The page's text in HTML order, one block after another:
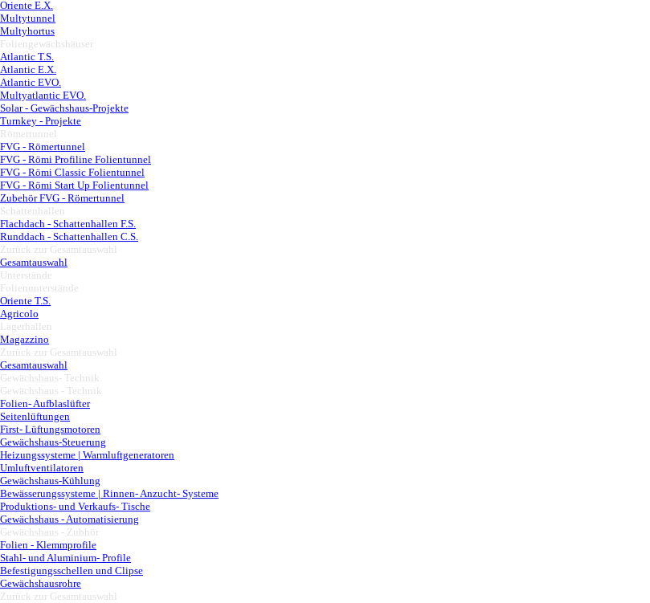
Oriente E.X.
Multytunnel
Multyhortus
Foliengewächshäuser
Atlantic T.S.
Atlantic E.X.
Atlantic EVO.
Multyatlantic EVO.
Solar - Gewächshaus-Projekte
Turnkey - Projekte
Römertunnel
FVG - Römertunnel
FVG - Römi Profiline Folientunnel
FVG - Römi Classic Folientunnel
FVG - Römi Start Up Folientunnel
Zubehör FVG - Römertunnel
Schattenhallen
Flachdach - Schattenhallen F.S.
Runddach - Schattenhallen C.S.
Zurück zur Gesamtauswahl
Gesamtauswahl
Unterstände
Folienunterstände
Oriente T.S.
Agricolo
Lagerhallen
Magazzino
Zurück zur Gesamtauswahl
Gesamtauswahl
Gewächshaus- Technik
Gewächshaus - Technik
Folien- Aufblaslüfter
Seitenlüftungen
First- Lüftungsmotoren
Gewächshaus-Steuerung
Heizungssysteme | Warmluftgeneratoren
Umluftventilatoren
Gewächshaus-Kühlung
Bewässerungssysteme | Rinnen- Anzucht- Systeme
Produktions- und Verkaufs- Tische
Gewächshaus - Automatisierung
Gewächshaus - Zubhör
Folien - Klemmprofile
Stahl- und Aluminium- Profile
Befestigungsschellen und Clipse
Gewächshausrohre
Zurück zur Gesamtauswahl